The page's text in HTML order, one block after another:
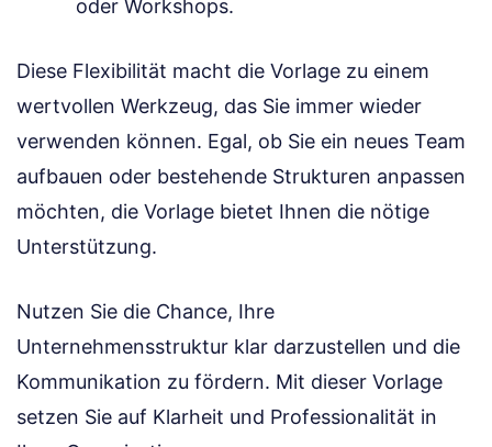
oder Workshops.
Diese Flexibilität macht die Vorlage zu einem
wertvollen Werkzeug, das Sie immer wieder
verwenden können. Egal, ob Sie ein neues Team
aufbauen oder bestehende Strukturen anpassen
möchten, die Vorlage bietet Ihnen die nötige
Unterstützung.
Nutzen Sie die Chance, Ihre
Unternehmensstruktur klar darzustellen und die
Kommunikation zu fördern. Mit dieser Vorlage
setzen Sie auf Klarheit und Professionalität in